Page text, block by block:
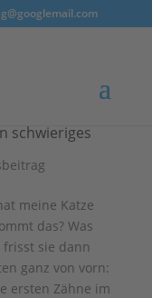
schwieriges
meine Katze
das? Was
sie dann
ganz von vorn:
ersten Zähne im